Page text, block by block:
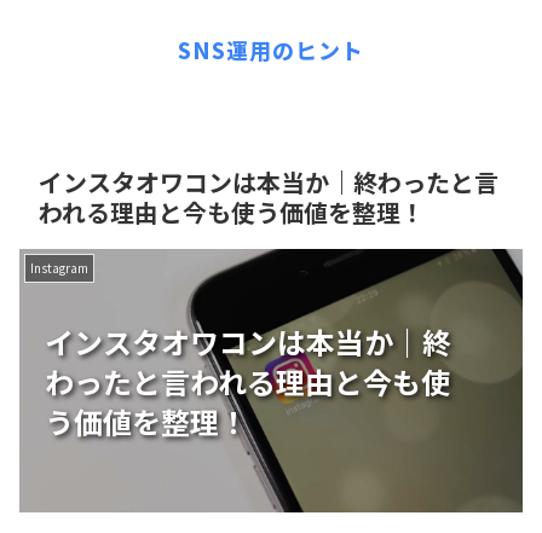
SNS運用のヒント
インスタオワコンは本当か｜終わったと言
われる理由と今も使う価値を整理！
インスタオワコンは本当か｜終
わったと言われる理由と今も使
う価値を整理！
Instagram